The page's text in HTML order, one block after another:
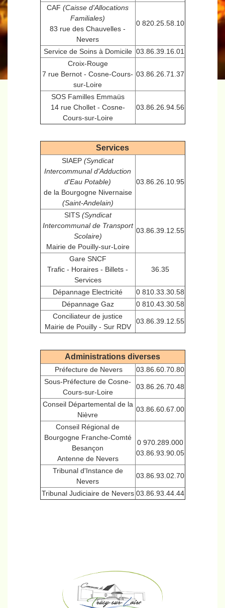
CAF (Caisse d'Allocations
Familiales)
83 rue des Chauvelles -
Nevers
0 820.25.58.10
Service de Soins à Domicile 03.86.39.16.01
Croix-Rouge
7 rue Bernot - Cosne-Cours-
sur-Loire
03.86.26.71.37
SOS Familles Emmaüs
14 rue Chollet - Cosne-
Cours-sur-Loire
03.86.26.94.56
Services
SIAEP (Syndicat
Intercommunal d'Adduction
d'Eau Potable)
de la Bourgogne Nivernaise
(Saint-Andelain)
03.86.26.10.95
SITS (Syndicat
Intercommunal de Transport
Scolaire)
Mairie de Pouilly-sur-Loire
03.86.39.12.55
Gare SNCF
Trafic - Horaires - Billets -
Services
36.35
Dépannage Electricité
0 810.33.30.58
Dépannage Gaz
0 810.43.30.58
Conciliateur de justice
Mairie de Pouilly - Sur RDV
03.86.39.12.55
Administrations diverses
Préfecture de Nevers
03.86.60.70.80
Sous-Préfecture de Cosne-
Cours-sur-Loire
03.86.26.70.48
Conseil Départemental de la
Nièvre
03.86.60.67.00
Conseil Régional de
Bourgogne Franche-Comté
Besançon
Antenne de Nevers
0 970.289.000
03.86.93.90.05
Tribunal d'Instance de
Nevers
03.86.93.02.70
Tribunal Judiciaire de Nevers 03.86.93.44.44